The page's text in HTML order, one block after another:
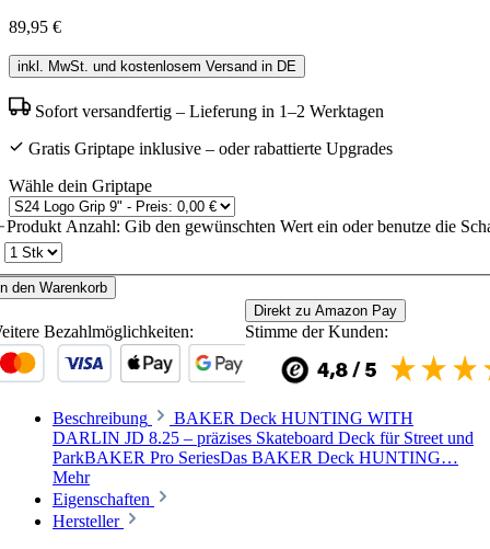
89,95 €
inkl. MwSt. und kostenlosem Versand in DE
Sofort versandfertig – Lieferung in 1–2 Werktagen
Gratis Griptape inklusive – oder rabattierte Upgrades
Wähle dein Griptape
Produkt Anzahl: Gib den gewünschten Wert ein oder benutze die
den Warenkorb
Direkt zu Amazon Pay
Bezahlmöglichkeiten: Stimme der Kunden:
Beschreibung
BAKER Deck HUNTING WITH
DARLIN JD 8.25 – präzises Skateboard Deck für Street und
ParkBAKER Pro SeriesDas BAKER Deck HUNTING…
Mehr
Eigenschaften
Hersteller